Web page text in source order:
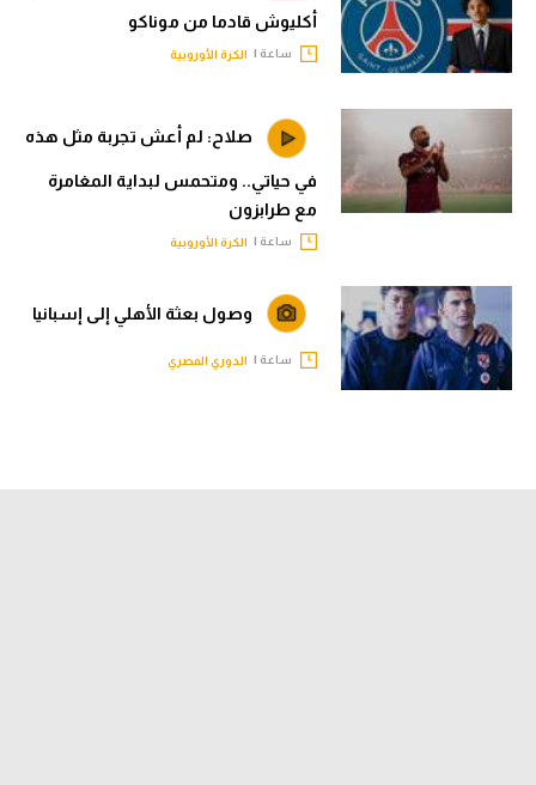
أكليوش قادما من موناكو
ساعة | الكرة الأوروبية
صلاح: لم أعش تجربة مثل هذه
في حياتي.. ومتحمس لبداية المغامرة
مع طرابزون
ساعة | الكرة الأوروبية
وصول بعثة الأهلي إلى إسبانيا
ساعة | الدوري المصري